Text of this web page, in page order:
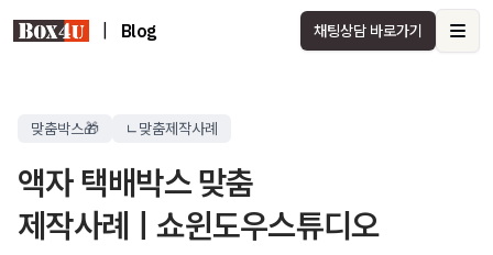
Blog 채팅상담 바로가기
맞춤박스🎁 ㄴ맞춤제작사례
액자 택배박스 맞춤
제작사례ㅣ쇼윈도우스튜디오